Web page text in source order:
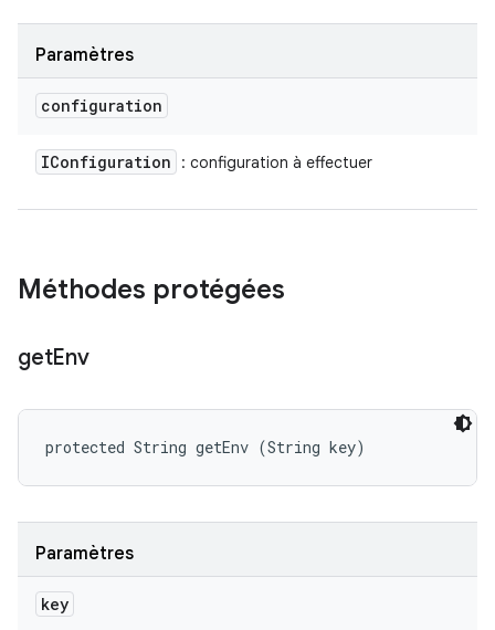
Paramètres
configuration
IConfiguration : configuration à effectuer
Méthodes protégées
getEnv
protected String getEnv (String key)
Paramètres
key